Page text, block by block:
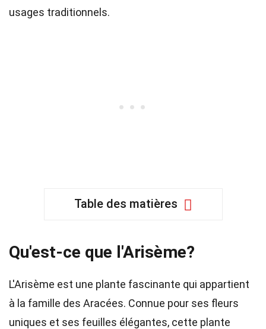
usages traditionnels.
Table des matières
Qu'est-ce que l'Arisème?
L'Arisème est une plante fascinante qui appartient
à la famille des Aracées. Connue pour ses fleurs
uniques et ses feuilles élégantes, cette plante